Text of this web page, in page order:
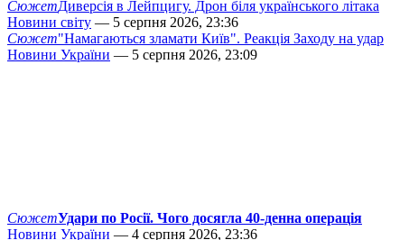
СюжетДиверсія в Лейпцигу. Дрон біля українського літака
Новини світу — 5 серпня 2026, 23:36
Сюжет"Намагаються зламати Київ". Реакція Заходу на удар
Новини України — 5 серпня 2026, 23:09
СюжетУдари по Росії. Чого досягла 40-денна операція
Новини України — 4 серпня 2026, 23:36